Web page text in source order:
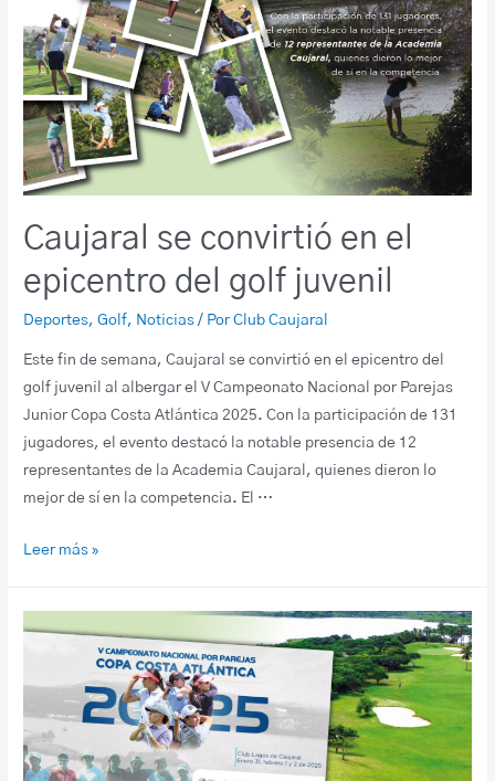
Caujaral se convirtió en el
epicentro del golf juvenil
Deportes,Golf, Noticias / PorClub Caujaral
Este fin de semana, Caujaral se convirtió en el epicentro del
golf juvenil al albergar el V Campeonato Nacional por Parejas
Junior Copa Costa Atlántica 2025. Con la participación de 131
jugadores, el evento destacó la notable presencia de 12
representantes de la Academia Caujaral, quienes dieron lo
mejor de sí en la competencia. El …
Leer más »